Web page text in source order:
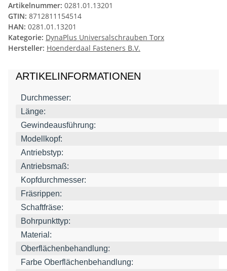
Artikelnummer: 0281.01.13201
GTIN: 8712811154514
HAN: 0281.01.13201
Kategorie: DynaPlus Universalschrauben Torx
Hersteller: Hoenderdaal Fasteners B.V.
ARTIKELINFORMATIONEN
Durchmesser:
Länge:
Gewindeausführung:
Modellkopf:
Antriebstyp:
Antriebsmaß:
Kopfdurchmesser:
Fräsrippen:
Schaftfräse:
Bohrpunkttyp:
Material:
Oberflächenbehandlung:
Farbe Oberflächenbehandlung: